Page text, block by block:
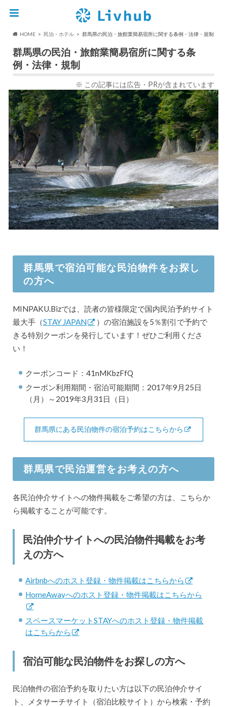
HOME 民泊・ホテル 群馬県の民泊・旅館業簡易宿所に関する条例・法律・規制
群馬県の民泊・旅館業簡易宿所に関する条
例・法律・規制
※ この記事には広告・PRが含まれています
群馬県で宿泊可能な民泊物件をお探し
の方へ
MINPAKU.Bizでは、読者の皆様限定で国内民泊予約サイト
最大手（STAY JAPAN
）の宿泊施設を5％割引で予約で
きる特別クーポンを発行しています！ぜひご利用くださ
い！
クーポンコード：41nMKbzFfQ
クーポン利用期間・宿泊可能期間：2017年9月25日
（月）～2019年3月31日（日）
群馬県にある民泊物件の宿泊予約はこちらから
群馬県で民泊運営をお考えの方へ
各民泊仲介サイトへの物件掲載をご希望の方は、こちらか
ら掲載することが可能です。
民泊仲介サイトへの民泊物件掲載をお考
えの方へ
Airbnbへのホスト登録・物件掲載はこちらから
HomeAwayへのホスト登録・物件掲載はこちらから
スペースマーケットSTAYへのホスト登録・物件掲載
はこちらから
宿泊可能な民泊物件をお探しの方へ
民泊物件の宿泊予約を取りたい方は以下の民泊仲介サイ
ト、メタサーチサイト（宿泊比較サイト）から検索・予約